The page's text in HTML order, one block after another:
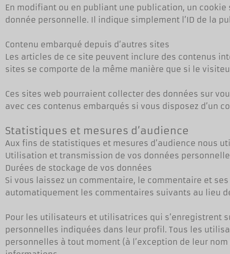
En modifiant ou en publiant une publication, un
donnée personnelle. Il indique simplement l’ID de la
Contenu embarqué depuis d’autres sites
Les articles de ce site peuvent inclure des contenus
sites se comporte de la même manière que si le
Ces sites web pourraient collecter des données sur
avec ces contenus embarqués si vous disposez d’un
Statistiques et mesures d’audience
Aux fins de statistiques et mesures d’audience nous
Utilisation et transmission de vos données
Durées de stockage de vos données
Si vous laissez un commentaire, le commentaire et
automatiquement les commentaires suivants au lieu
Pour les utilisateurs et utilisatrices qui s’enregistrent
personnelles indiquées dans leur profil. Tous les
personnelles à tout moment (à l’exception de leur